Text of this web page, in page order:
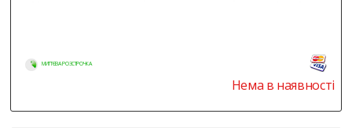
МИТТЄВА РОЗСТРОЧКА
Нема в наявності